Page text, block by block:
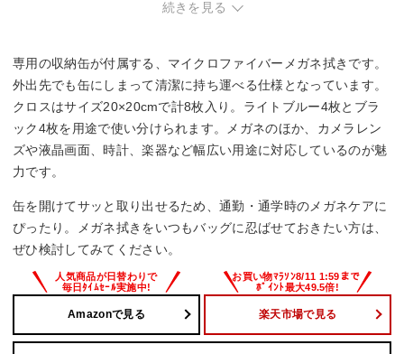
続きを見る
専用の収納缶が付属する、マイクロファイバーメガネ拭きです。
外出先でも缶にしまって清潔に持ち運べる仕様となっています。
クロスはサイズ20×20cmで計8枚入り。ライトブルー4枚とブラ
ック4枚を用途で使い分けられます。メガネのほか、カメラレン
ズや液晶画面、時計、楽器など幅広い用途に対応しているのが魅
力です。
缶を開けてサッと取り出せるため、通勤・通学時のメガネケアに
ぴったり。メガネ拭きをいつもバッグに忍ばせておきたい方は、
ぜひ検討してみてください。
Amazonで見る 楽天市場で見る